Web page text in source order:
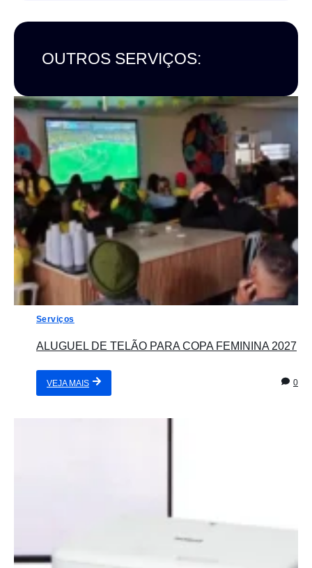
OUTROS SERVIÇOS:
Serviços
ALUGUEL DE TELÃO PARA COPA FEMININA 2027
VEJA MAIS 0